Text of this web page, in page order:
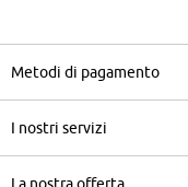
Metodi di pagamento
I nostri servizi
La nostra offerta